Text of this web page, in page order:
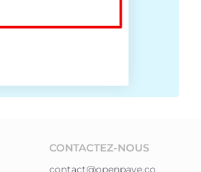
CONTACTEZ-NOUS
contact@openpaye.co